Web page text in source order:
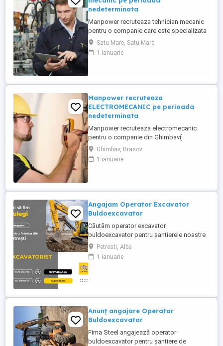
nedeterminata
Manpower recruteaza tehnician mecanic
pentru o companie care este specializata
în producția de sisteme electrice și
cablaje auto, inclusiv pentru vehicule cu
tensiuni inalte componente critice pentru
reparatii mecanice ...
Satu Mare, Satu Mare
1 ianuarie
Manpower recruteaza
ELECTROMECANIC pe perioada
nedeterminata
Manpower recruteaza electromecanic
pentru o companie din Ghimbav(
producatoare de carton ondulat)-
responsabil cu întreținerea și repararea
instalațiilor și utilajelor industriale care
principale: - monitorizeaza și execută ...
Ghimbav, Brasov
1 ianuarie
Angajam Operator Excavator
Buldoexcavator
Căutăm operator excavator
buldoexcavator pentru șantierele noastre
din judetul Alba. Cerințe: Atestat
profesional pentru excavator și sau
buldoexcavator Experiență anterioară pe
Permis ...
Petresti, Alba
1 ianuarie
Anunț angajare Operator
Buldoexcavator
Fima Steel angajează operator
buldoexcavator pentru șantiere de